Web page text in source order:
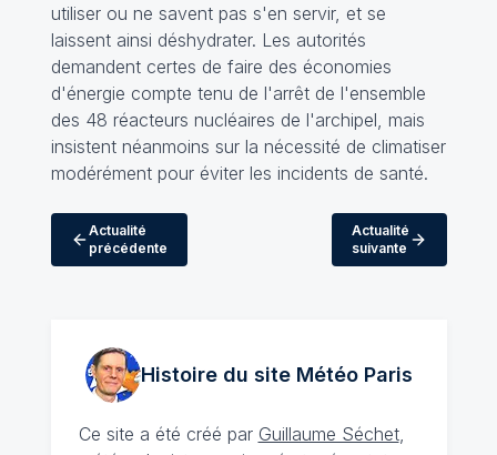
utiliser ou ne savent pas s'en servir, et se
laissent ainsi déshydrater. Les autorités
demandent certes de faire des économies
d'énergie compte tenu de l'arrêt de l'ensemble
des 48 réacteurs nucléaires de l'archipel, mais
insistent néanmoins sur la nécessité de climatiser
modérément pour éviter les incidents de santé.
Actualité
précédente
Actualité
suivante
Histoire du site MétéoParis
Ce site a été créé par Guillaume Séchet,